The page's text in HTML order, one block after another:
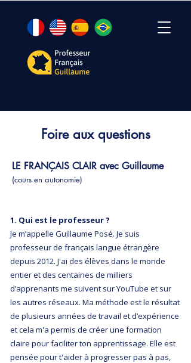
Foire aux questions
LE FRANÇAIS CLAIR avec Guillaume
(cours en autonomie)
1. Qui est le professeur ?
Je m’appelle Guillaume Posé. Je suis
professeur de français langue étrangère
depuis 2012. J'ai des élèves dans le monde
entier et des centaines de milliers
d’apprenants me suivent sur YouTube et sur
les autres réseaux. Ma méthode est le résultat
de plusieurs années de travail et d’expérience
et cela m'a permis de créer une formation
claire pour faciliter ton apprentissage. Elle est
pensée pour t'aider à progresser pas à pas,